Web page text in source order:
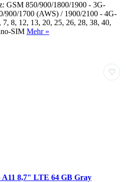
GSM 850/900/1800/1900 - 3G-
900/1700 (AWS) / 1900/2100 - 4G-
8, 12, 13, 20, 25, 26, 28, 38, 40,
SIM Mehr »
♡
A11 8,7" LTE 64 GB Gray